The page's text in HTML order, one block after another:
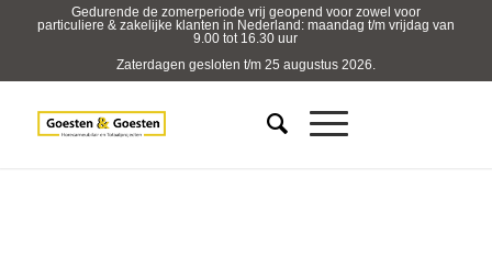
Gedurende de zomerperiode vrij geopend voor zowel voor
particuliere & zakelijke klanten in Nederland: maandag t/m vrijdag van
9.00 tot 16.30 uur
Zaterdagen gesloten t/m 25 augustus 2026.